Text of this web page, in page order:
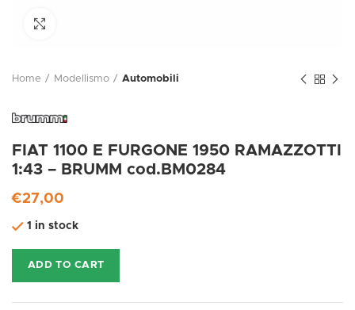
Home Modellismo Automobili
FIAT 1100 E FURGONE 1950 RAMAZZOTTI
1:43 – BRUMM cod.BM0284
€27,00
1 in stock
ADD TO CART